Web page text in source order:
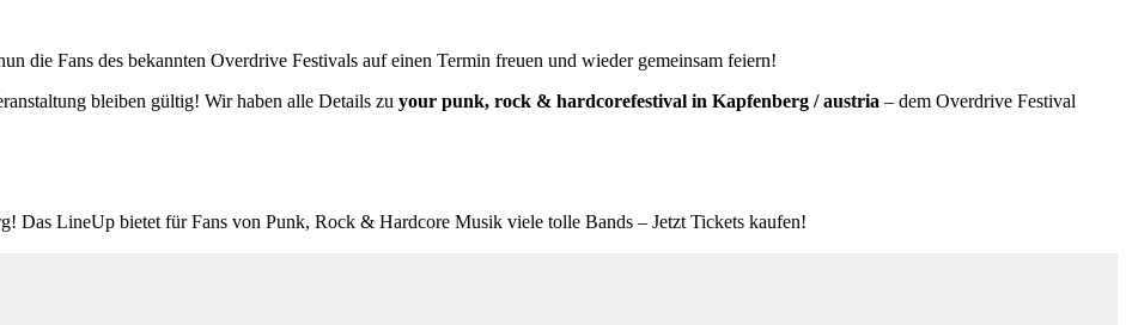
die Fans des bekannten Overdrive Festivals auf einen Termin freuen und wieder gemeinsam feiern!
bleiben gültig! Wir haben alle Details zu your punk, rock & hardcorefestival in Kapfenberg / austria – dem Overdrive Festival
Das LineUp bietet für Fans von Punk, Rock & Hardcore Musik viele tolle Bands – Jetzt Tickets kaufen!